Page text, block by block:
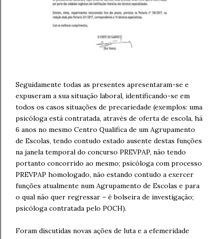
Seguidamente todas as presentes apresentaram-se e
expuseram a sua situação laboral, identificando-se em
todos os casos situações de precariedade (exemplos: uma
psicóloga está contratada, através de oferta de escola, há
6 anos no mesmo Centro Qualifica de um Agrupamento
de Escolas, tendo contudo estado ausente destas funções
na janela temporal do concurso PREVPAP, não tendo
portanto concorrido ao mesmo; psicóloga com processo
PREVPAP homologado, não estando contudo a exercer
funções atualmente num Agrupamento de Escolas e para
o qual não quer regressar – é bolseira de investigação;
psicóloga contratada pelo POCH).
Foram discutidas novas ações de luta e a efemeridade